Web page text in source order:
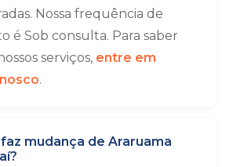
Nossa frequência de
é Sob consulta. Para saber
serviços, entre em
.
mudança de Araruama